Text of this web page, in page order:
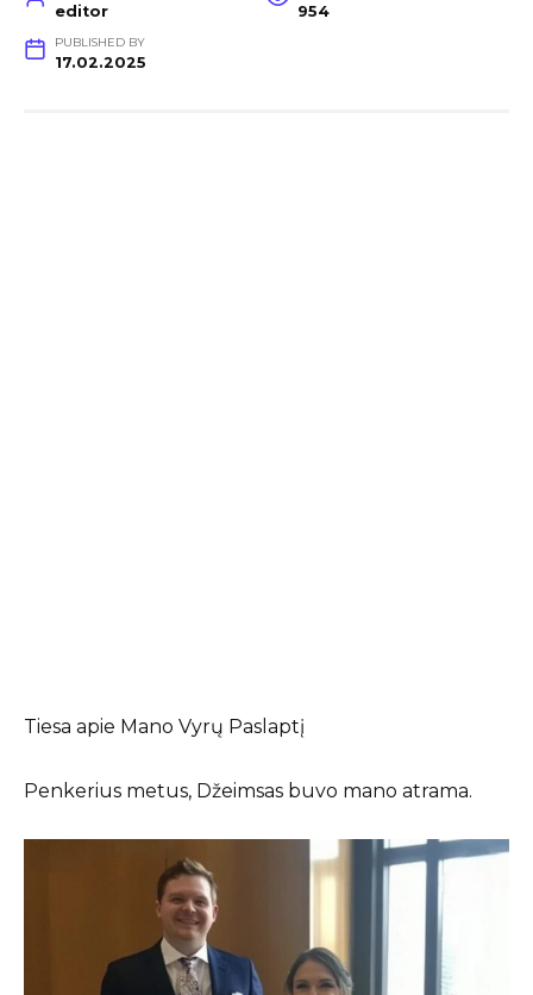
editor 954
PUBLISHED BY
17.02.2025
Tiesa apie Mano Vyrų Paslaptį
Penkerius metus, Džeimsas buvo mano atrama.